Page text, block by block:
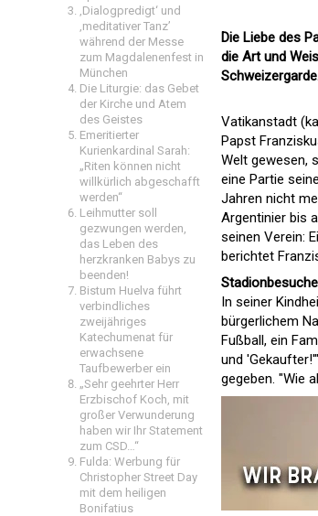
‚Dialogpredigt‘ und
‚meditativer Tanz’
während der Messe
zum Magdalenenfest in
München
Die Liturgie: das Gebet
der Kirche und Atem
des Geistes
Emeritierter
Kurienkardinal Sarah:
„Riten können nicht
willkürlich abgeschafft
werden“
Leihmutter soll
gezwungen werden,
das Leben des
herzkranken Babys zu
beenden!
Bistum Huelva führt
verbindliches
zweijähriges
Katechumenat für
erwachsene
Taufbewerber ein
„Sehr geehrter Herr
Erzbischof Koch, mit
großer Verwunderung
haben wir Ihr Statement
zum CSD…“
Fulda: Werbung für
Christopher Street Day
mit dem heiligen
Bonifatius
Die Liebe des
die Art und
Vatikanstadt
Papst
Welt gewesen,
eine Partie
Jahren nicht
Argentinier bis
seinen Verein:
berichtet
In seiner
bürgerlichem
Fußball, ein
und
gegeben. "Wie